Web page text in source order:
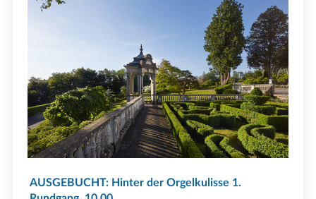
AUSGEBUCHT: Hinter der Orgelkulisse 1.